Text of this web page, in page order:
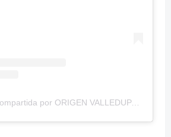
Una publicación compartida por ORIGEN VALLEDUPAR (@origenvalledupar)